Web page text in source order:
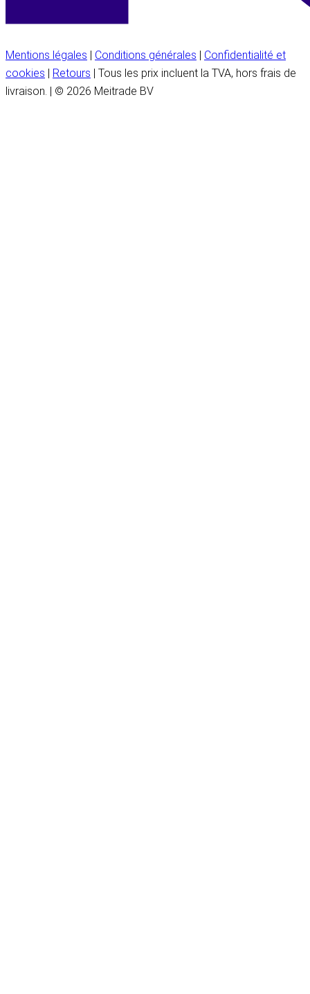
Mentions légales | Conditions générales | Confidentialité et
cookies | Retours | Tous les prix incluent la TVA, hors frais de
livraison. | © 2026 Meitrade BV